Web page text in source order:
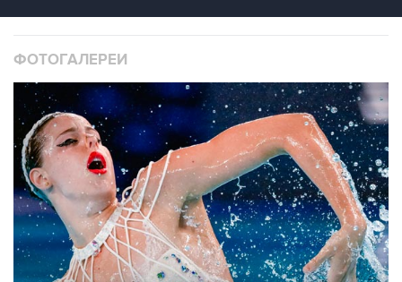
ФОТОГАЛЕРЕИ